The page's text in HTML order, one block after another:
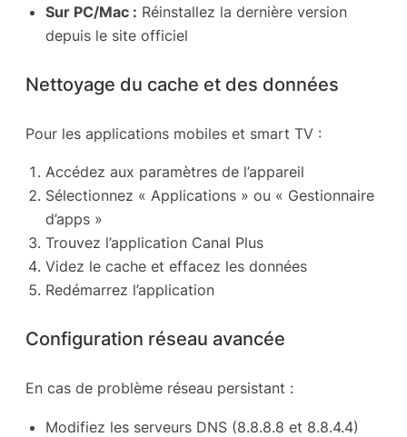
Sur PC/Mac : Réinstallez la dernière version
depuis le site officiel
Nettoyage du cache et des données
Pour les applications mobiles et smart TV :
Accédez aux paramètres de l’appareil
Sélectionnez « Applications » ou « Gestionnaire
d’apps »
Trouvez l’application Canal Plus
Videz le cache et effacez les données
Redémarrez l’application
Configuration réseau avancée
En cas de problème réseau persistant :
Modifiez les serveurs DNS (8.8.8.8 et 8.8.4.4)